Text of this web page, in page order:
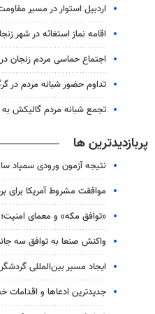
اردبیل استوار در مسیر
اقامه نماز استغاثه در شهر
اجتماع حماسی مردم
تداوم حضور شبانه مردم در
تجمع شبانه مردم گالیکش به شب
پربازدیدترین ها
نتیجه آزمون ورودی سمپاد سال ۱۴۰۵
موافقت مشروط آمریکا برای
«توافق مکه» و معمای
واکنش صنعا به توافق سه
ایجاد مسیر بین‌المللی
جدیدترین ادعاها و اقدامات